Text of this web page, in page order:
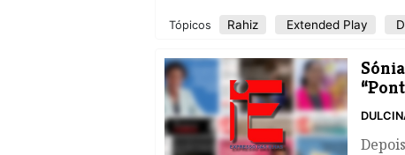
Tópicos Rahiz Extended Play